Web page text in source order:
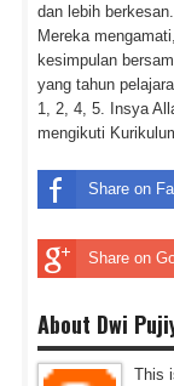
dan lebih
Mereka
kesimpulan
yang tahun
1, 2, 4, 5. Insya
mengikuti
Share on
Share on
About Dwi
This